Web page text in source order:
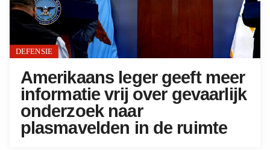
DEFENSIE
Amerikaans leger geeft meer
informatie vrij over gevaarlijk
onderzoek naar
plasmavelden in de ruimte